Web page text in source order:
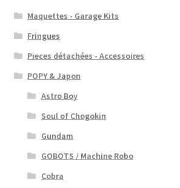
Maquettes - Garage Kits
Fringues
Pieces détachées - Accessoires
POPY & Japon
Astro Boy
Soul of Chogokin
Gundam
GOBOTS / Machine Robo
Cobra